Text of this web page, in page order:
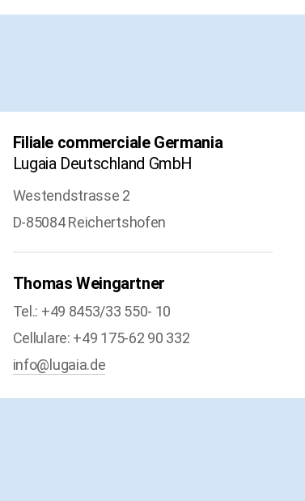
Filiale commerciale Germania
Lugaia Deutschland GmbH
Westendstrasse 2
D-85084 Reichertshofen
Thomas Weingartner
Tel.: +49 8453/33 550- 10
Cellulare: +49 175-62 90 332
info@lugaia.de